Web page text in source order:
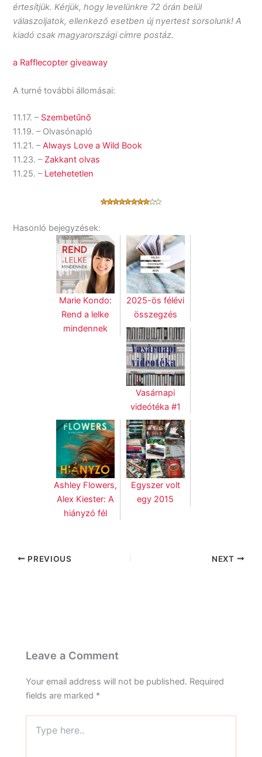
értesítjük. Kérjük, hogy levelünkre 72 órán belül
válaszoljatok, ellenkező esetben új nyertest sorsolunk! A
kiadó csak magyarországi címre postáz.
a Rafflecopter giveaway
A turné további állomásai:
11.17. – Szembetűnő
11.19. – Olvasónapló
11.21. – Always Love a Wild Book
11.23. – Zakkant olvas
11.25. – Letehetetlen
Hasonló bejegyzések:
Marie Kondo:
Rend a lelke
mindennek
2025-ös félévi
összegzés
Vasárnapi
videótéka #1
Ashley Flowers,
Alex Kiester: A
hiányzó fél
Egyszer volt
egy 2015
PREVIOUS NEXT
Leave a Comment
Your email address will not be published. Required
fields are marked *
here..